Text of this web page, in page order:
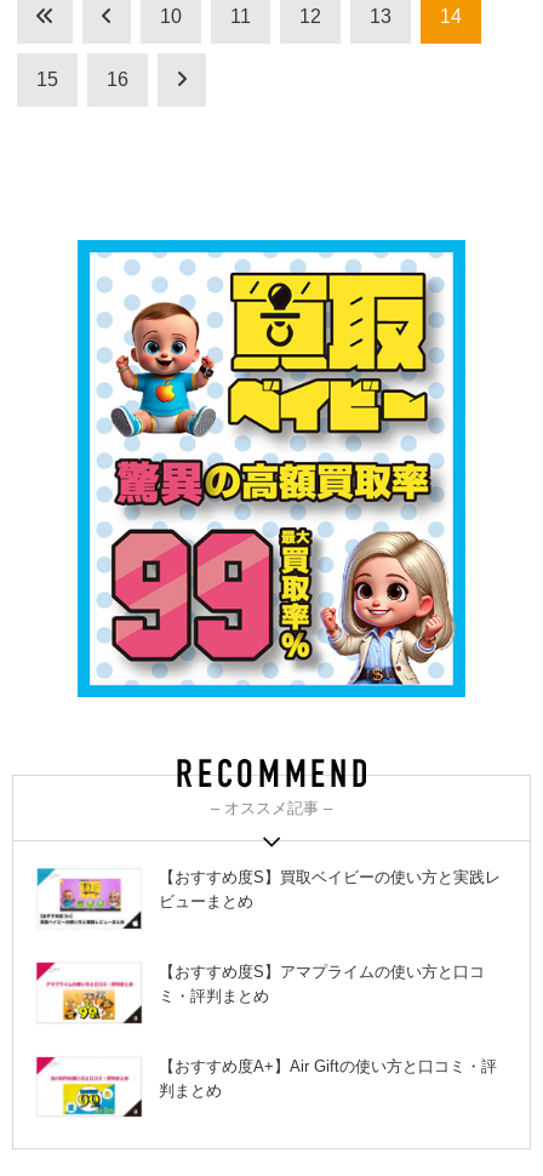
10 11 12 13 14
15 16
– オススメ記事 –
【おすすめ度S】買取ベイビーの使い方と実践レ
ビューまとめ
【おすすめ度S】アマプライムの使い方と口コ
ミ・評判まとめ
【おすすめ度A+】Air Giftの使い方と口コミ・評
判まとめ